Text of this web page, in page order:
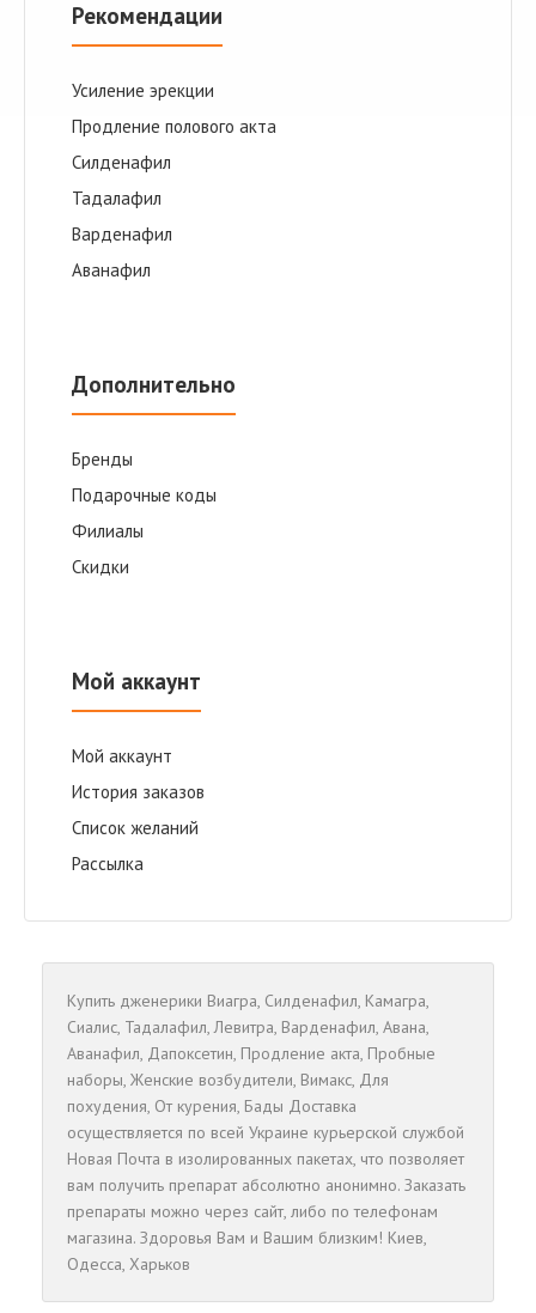
Рекомендации
Усиление эрекции
Продление полового акта
Cилденафил
Тадалафил
Варденафил
Аванафил
Дополнительно
Бренды
Подарочные коды
Филиалы
Скидки
Мой аккаунт
Мой аккаунт
История заказов
Список желаний
Рассылка
Купить дженерики Виагра, Cилденафил, Камагра,
Сиалис, Тадалафил,Левитра, Варденафил, Авана,
Аванафил, Дапоксетин, Продление акта, Пробные
наборы, Женские возбудители, Вимакс, Для
похудения, От курения, Бады Доставка
осуществляется по всей Украине курьерской службой
Новая Почта в изолированных пакетах, что позволяет
вам получить препарат абсолютно анонимно. Заказать
препараты можно через сайт, либо по телефонам
магазина. Здоровья Вам и Вашим близким! Киев,
Одесса, Харьков